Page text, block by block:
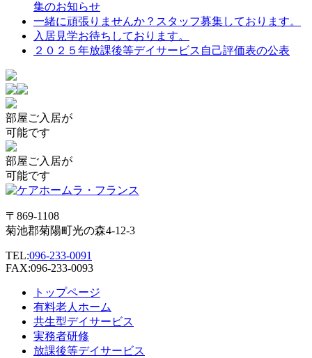
ョ
ン
集のお知らせ
一緒に頑張りませんか？スタッフ募集しております。
入居見学お待ちしております。
２０２５年放課後等デイサービス自己評価表の公表
部屋ご入居が
可能です
部屋ご入居が
可能です
〒869-1108
菊池郡菊陽町光の森4-12-3
TEL:096-233-0091
FAX:096-233-0093
トップページ
有料老人ホーム
共生型デイサービス
実務者研修
放課後等デイサービス